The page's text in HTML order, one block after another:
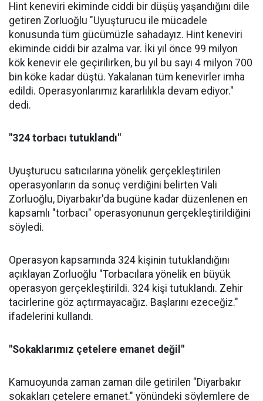
Hint keneviri ekiminde ciddi bir düşüş yaşandığını dile
getiren Zorluoğlu "Uyuşturucu ile mücadele
konusunda tüm gücümüzle sahadayız. Hint keneviri
ekiminde ciddi bir azalma var. İki yıl önce 99 milyon
kök kenevir ele geçirilirken, bu yıl bu sayı 4 milyon 700
bin köke kadar düştü. Yakalanan tüm kenevirler imha
edildi. Operasyonlarımız kararlılıkla devam ediyor."
dedi.
"324 torbacı tutuklandı"
Uyuşturucu satıcılarına yönelik gerçekleştirilen
operasyonların da sonuç verdiğini belirten Vali
Zorluoğlu, Diyarbakır'da bugüne kadar düzenlenen en
kapsamlı "torbacı" operasyonunun gerçekleştirildiğini
söyledi.
Operasyon kapsamında 324 kişinin tutuklandığını
açıklayan Zorluoğlu "Torbacılara yönelik en büyük
operasyon gerçekleştirildi. 324 kişi tutuklandı. Zehir
tacirlerine göz açtırmayacağız. Başlarını ezeceğiz."
ifadelerini kullandı.
"Sokaklarımız çetelere emanet değil"
Kamuoyunda zaman zaman dile getirilen "Diyarbakır
sokakları çetelere emanet." yönündeki söylemlere de